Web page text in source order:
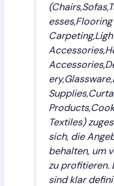
Textiles)
sich, die
behalten, um
zu profitieren.
sind klar